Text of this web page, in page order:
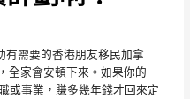
有需要的香港朋友移民加拿
全家會安頓下來。如果你的
或事業，賺多幾年錢才回來定